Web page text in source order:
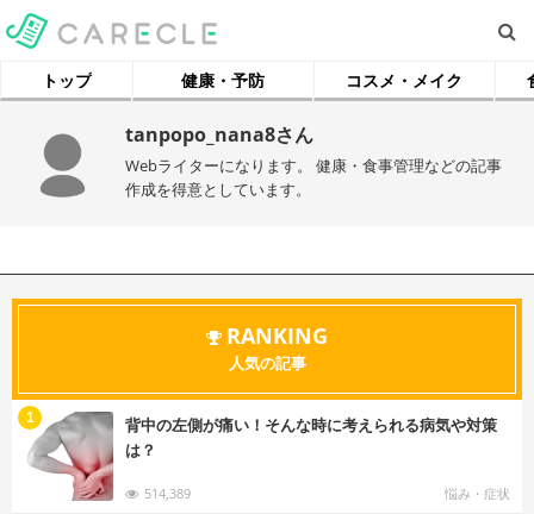
トップ 健康・予防 コスメ・メイク
tanpopo_nana8さん
Webライターになります。 健康・食事管理などの記事
作成を得意としています。
RANKING
人気の記事
背中の左側が痛い！そんな時に考えられる病気や対策
は？
514,389 悩み・症状
1